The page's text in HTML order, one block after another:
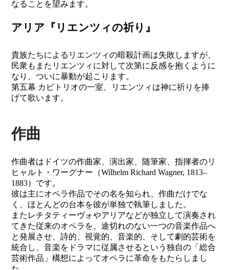
なることを望みます。
アリア『リエンツィの祈り』
貴族たちによるリエンツィの暗殺計画は失敗しますが、
民衆もまたリエンツィに対して次第に反感を抱くように
なり、ついに暴動が起こります。
第五幕 カピトリオの一室、リエンツィは神に祈りを捧
げて歌います。
作曲
作曲者はドイツの作曲家、演出家、随筆家、指揮者のリ
ヒャルト・ワーグナー（Wilhelm Richard Wagner, 1813–
1883）です。
彼は主にオペラ作品でその名を知られ、作曲だけでな
く、ほとんどの台本を彼が単独で執筆しました。
またレチタティーヴォやアリアなどが独立して演奏され
てきた従来のオペラを、途切れのない一つの音楽作品へ
と発展させ、詩的、視覚的、音楽的、そして劇的芸術を
統合し、音楽をドラマに従属させるという独自の「総合
芸術作品」構想によってオペラに革命をもたらしまし